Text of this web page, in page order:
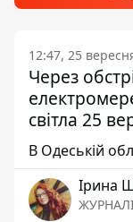
12:47, 25
Через
світла 25
В Одеській
Ірина